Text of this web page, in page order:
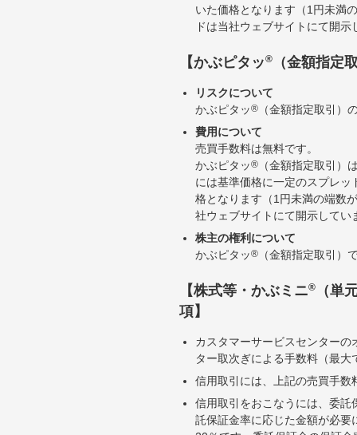
いた価格となります（1円未満
ドは当社ウェブサイトにて開
【かぶピタッ® （金額指定
リスクについて
かぶピタッ®
（金額指定取引）
費用について
売買手数料は無料です。
かぶピタッ®
（金額指定取引）
には基準価格に一定のスプレ
格となります（1円未満の端数
社ウェブサイトにて開示して
株主の権利について
かぶピタッ® （金額指定取引）
【株式等・かぶミニ®
（単
項】
カスタマーサービスセンター
ター取次ぎによる手数料（最
信用取引には、上記の売買手
信用取引をおこなうには、委
託保証金率に応じた金額が必